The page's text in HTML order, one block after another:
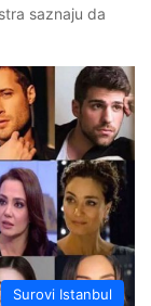
saznaju da
Surovi Istanbul